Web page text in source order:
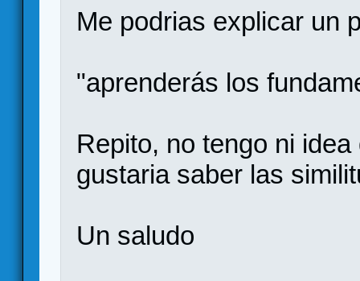
Me podrias explicar un
"aprenderás los
Repito, no tengo ni
gustaria saber las
Un saludo